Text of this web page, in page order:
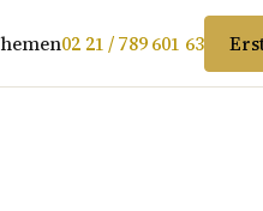
02 21 / 789 601 63